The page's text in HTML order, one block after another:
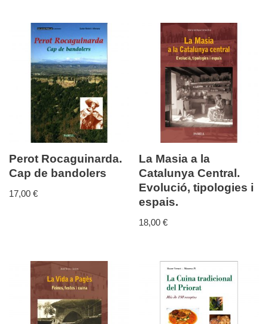
Perot Rocaguinarda.
Cap de bandolers
17,00 €
La Masia a la
Catalunya Central.
Evolució, tipologies i
espais.
18,00€